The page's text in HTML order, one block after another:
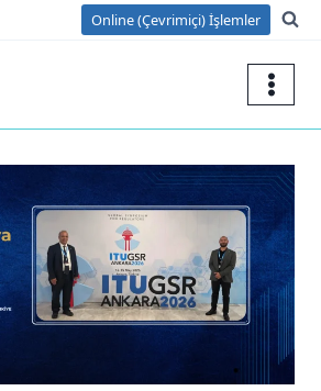
Online (Çevrimiçi) İşlemler